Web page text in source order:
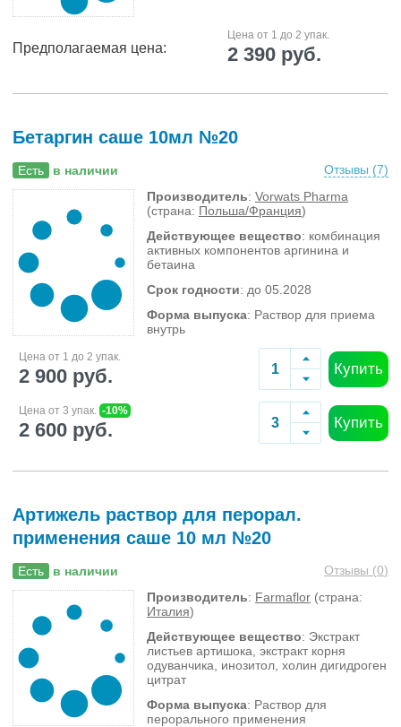
Предполагаемая цена:
Цена от 1 до 2 упак.
2 390 руб.
Бетаргин саше 10мл №20
Есть в наличии Отзывы (7)
Производитель: Vorwats Pharma
(страна: Польша/Франция)
Действующее вещество: комбинация
активных компонентов аргинина и
бетаина
Срок годности: до 05.2028
Форма выпуска: Раствор для приема
внутрь
Цена от 1 до 2 упак.
2 900 руб. Купить
Цена от 3 упак. -10%
2 600 руб. Купить
Артижель раствор для перорал.
применения саше 10 мл №20
Есть в наличии Отзывы (0)
Производитель: Farmaflor (страна:
Италия)
Действующее вещество: Экстракт
листьев артишока, экстракт корня
одуванчика, инозитол, холин дигидроген
цитрат
Форма выпуска: Раствор для
перорального применения